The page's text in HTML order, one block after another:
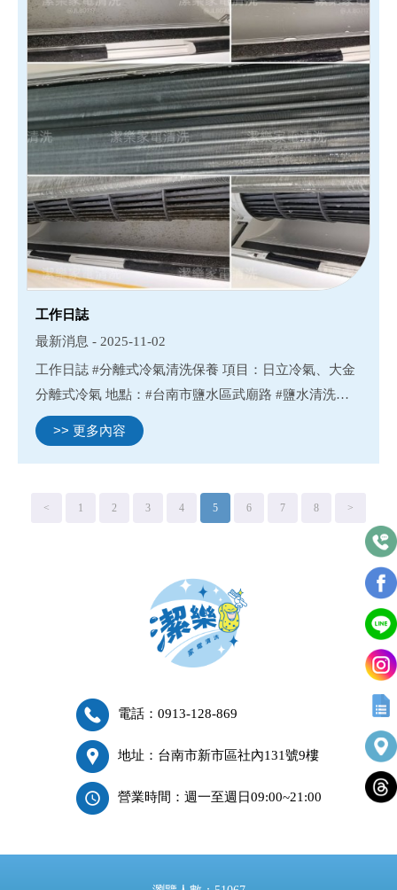
工作日誌
最新消息 - 2025-11-02
工作日誌 #分離式冷氣清洗保養 項目：日立冷氣、大金
分離式冷氣 地點：#台南市鹽水區武廟路 #鹽水清洗除
濕機#鹽水清洗冷氣#鹽水清洗洗衣機#鹽水清洗滾筒洗
衣機 #台南除濕機清洗#台南冷氣清洗#台南洗衣機清洗#
>> 更多內容
< 1 2 3 4 5 6 7 8 >
電話：0913-128-869
地址：台南市新市區社內131號9樓
營業時間：週一至週日09:00~21:00